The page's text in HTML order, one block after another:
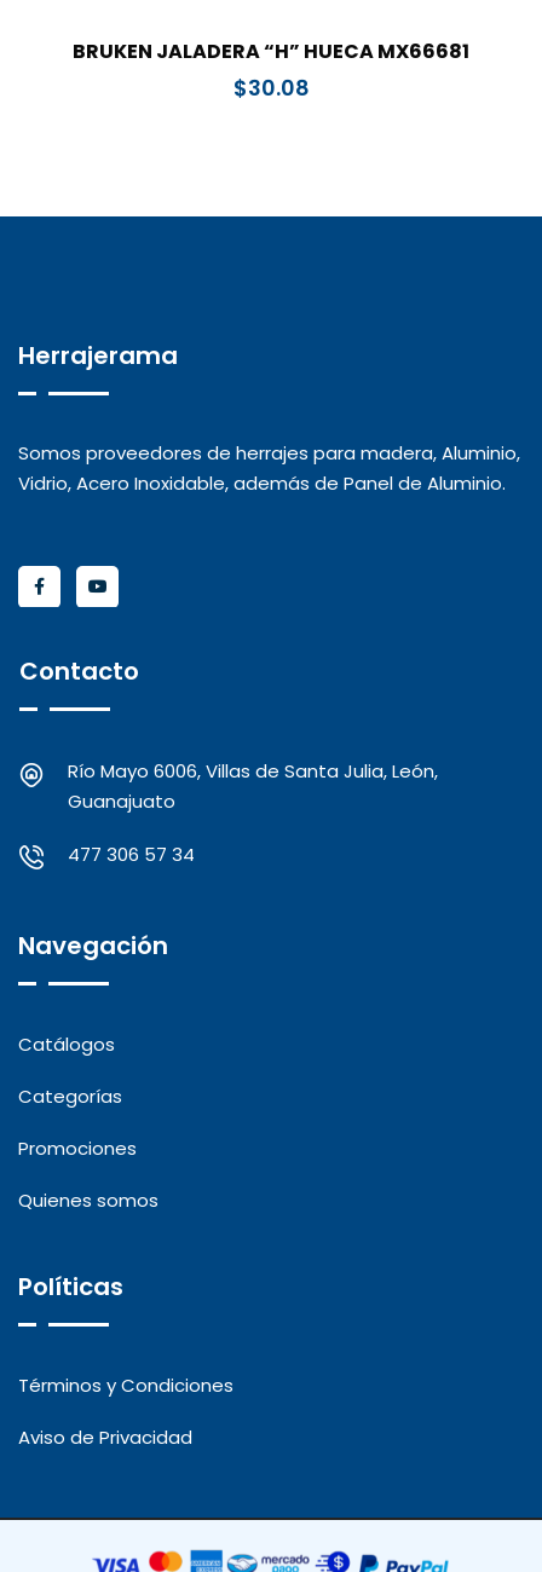
BRUKEN JALADERA “H” HUECA MX66681
$30.08
Herrajerama
Somos proveedores de herrajes para madera, Aluminio,
Vidrio, Acero Inoxidable, además de Panel de Aluminio.
Contacto
Río Mayo 6006, Villas de Santa Julia, León,
Guanajuato
477 306 57 34
Navegación
Catálogos
Categorías
Promociones
Quienes somos
Políticas
Términos y Condiciones
Aviso de Privacidad